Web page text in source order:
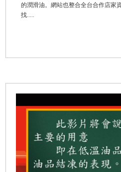
的潤滑油。網站也整合全台合作店家
找.....